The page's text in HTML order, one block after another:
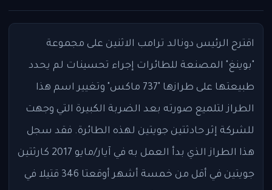
اقترح الرئيس دونالد ترامب الاثنين على مجموعة
"بوينغ" المصنعة للطائرات إجراء تحسينات لم يحدد
طبيعتها على طرازها "737 ماكس" وتغيير اسم هذا
الطراز لتلميع صورته بعد الضربة الكبيرة التي وجهت
للشركة إثر حادثتين جويتين لهذه الطائرة. فقد سجل
هذا الطراز الذي بدأ العمل به في آيار/مايو 2017 كارثتين
جويتين في أقل من خمسة أشهر أوقعتا 346 قتيلا في